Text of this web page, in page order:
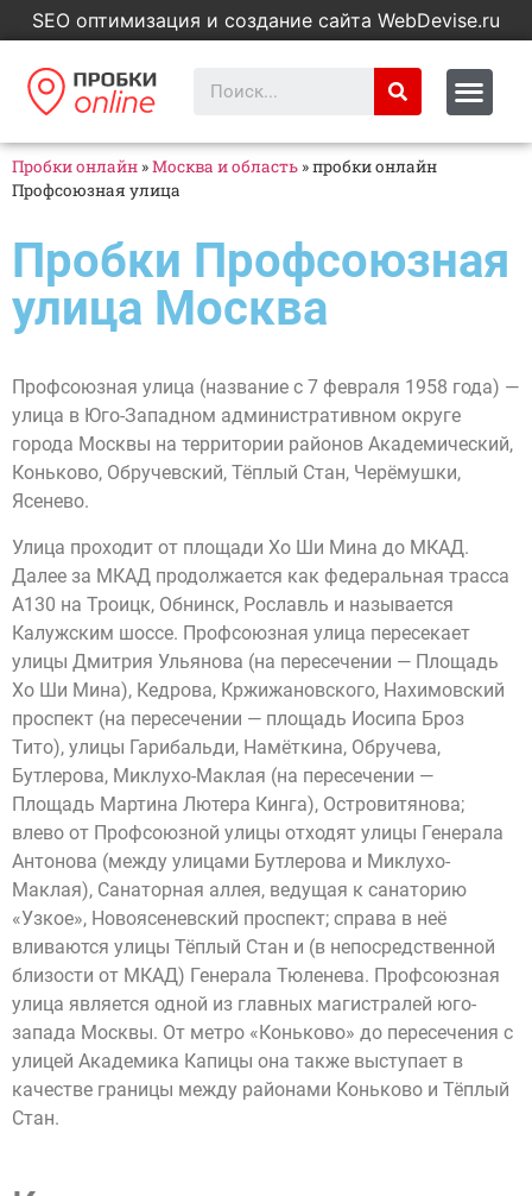
SEO оптимизация и создание сайта WebDevise.ru
Пробки онлайн »Москва и область »пробки онлайн
Профсоюзная улица
Пробки Профсоюзная
улица Москва
Профсоюзная улица (название с 7 февраля 1958 года) —
улица в Юго-Западном административном округе
города Москвы на территории районов Академический,
Коньково, Обручевский, Тёплый Стан, Черёмушки,
Ясенево.
Улица проходит от площади Хо Ши Мина до МКАД.
Далее за МКАД продолжается как федеральная трасса
А130 на Троицк, Обнинск, Рославль и называется
Калужским шоссе. Профсоюзная улица пересекает
улицы Дмитрия Ульянова (на пересечении — Площадь
Хо Ши Мина), Кедрова, Кржижановского, Нахимовский
проспект (на пересечении — площадь Иосипа Броз
Тито), улицы Гарибальди, Намёткина, Обручева,
Бутлерова, Миклухо-Маклая (на пересечении —
Площадь Мартина Лютера Кинга), Островитянова;
влево от Профсоюзной улицы отходят улицы Генерала
Антонова (между улицами Бутлерова и Миклухо-
Маклая), Санаторная аллея, ведущая к санаторию
«Узкое», Новоясеневский проспект; справа в неё
вливаются улицы Тёплый Стан и (в непосредственной
близости от МКАД) Генерала Тюленева. Профсоюзная
улица является одной из главных магистралей юго-
запада Москвы. От метро «Коньково» до пересечения с
улицей Академика Капицы она также выступает в
качестве границы между районами Коньково и Тёплый
Стан.